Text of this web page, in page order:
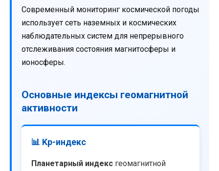
Современный мониторинг космической погоды
использует сеть наземных и космических
наблюдательных систем для непрерывного
отслеживания состояния магнитосферы и
ионосферы.
Основные индексы геомагнитной
активности
📊 Kp-индекс
Планетарный индекс геомагнитной